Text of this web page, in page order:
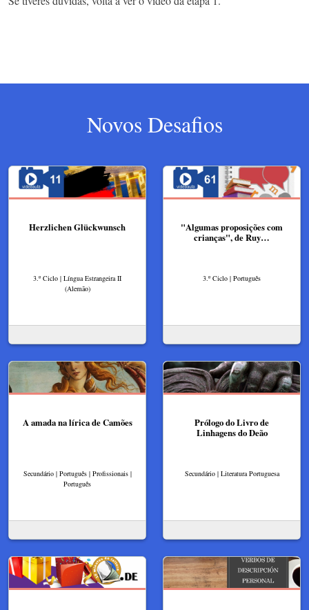
Novos Desafios
Herzlichen Glückwunsch
3.º Ciclo | Língua Estrangeira II
(Alemão)
"Algumas proposições com
crianças", de Ruy…
3.º Ciclo | Português
A amada na lírica de Camões
Secundário | Português | Profissionais |
Português
Prólogo do Livro de
Linhagens do Deão
Secundário | Literatura Portuguesa